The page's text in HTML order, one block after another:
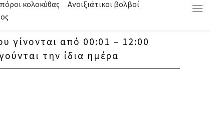
κολοκύθας
Ανοιξιάτικοι βολβοί
γίνονται από 00:01 – 12:00
την ίδια ημέρα